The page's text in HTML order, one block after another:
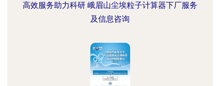
高效服务助力科研 峨眉山尘埃粒子计算器下厂服务
及信息咨询